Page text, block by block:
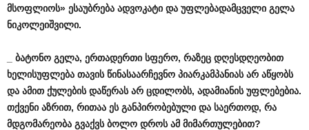
მსოფლიოს» ესაუბრება ადვოკატი და უფლებადამცველი გელა
ნიკოლეიშვილი.
ბატონო გელა, ერთადერთი სფერო, რაზეც დღესდღეობით
ხელისუფლება თავის წინასაარჩევნო პიარკამპანიას არ აწყობს
და ამით ქულების დაწერას არ ცდილობს, ადამიანის უფლებებია.
თქვენი აზრით, რითაა ეს განპირობებული და საერთოდ, რა
მდგომარეობა გვაქვს ბოლო დროს ამ მიმართულებით?